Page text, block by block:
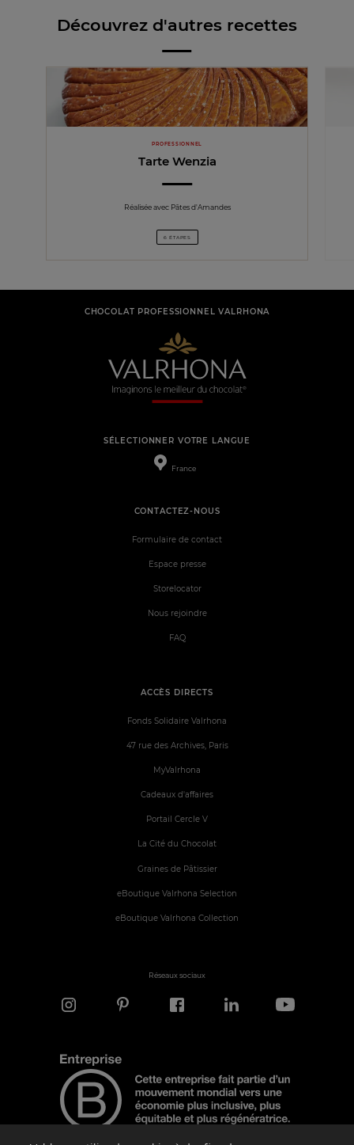
Découvrez d'autres recettes
PROFESSIONNEL
Tarte Wenzia
Réalisée avec Pâtes d'Amandes
6 ÉTAPES
CHOCOLAT PROFESSIONNEL VALRHONA
SÉLECTIONNER VOTRE LANGUE
France
ACCÈS DIRECTS
Fonds Solidaire Valrhona
47 rue des Archives, Paris
MyValrhona
Cadeaux d'affaires
Portail Cercle V
La Cité du Chocolat
Graines de Pâtissier
eBoutique Valrhona Selection
eBoutique Valrhona Collection
CONTACTEZ-NOUS
Formulaire de contact
Espace presse
Storelocator
Nous rejoindre
FAQ
Réseaux sociaux